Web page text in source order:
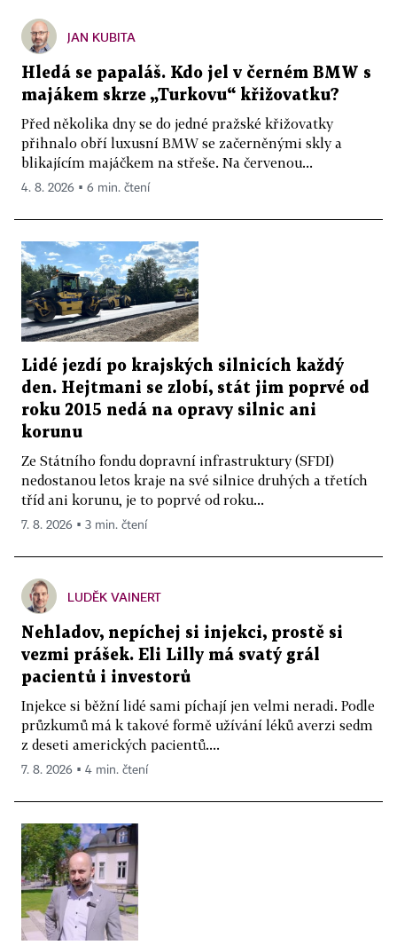
JAN KUBITA
Hledá se papaláš. Kdo jel v černém BMW s
majákem skrze „Turkovu“ křižovatku?
Před několika dny se do jedné pražské křižovatky
přihnalo obří luxusní BMW se začerněnými skly a
blikajícím majáčkem na střeše. Na červenou...
4. 8. 2026 ▪ 6 min. čtení
Lidé jezdí po krajských silnicích každý
den. Hejtmani se zlobí, stát jim poprvé od
roku 2015 nedá na opravy silnic ani
korunu
Ze Státního fondu dopravní infrastruktury (SFDI)
nedostanou letos kraje na své silnice druhých a třetích
tříd ani korunu, je to poprvé od roku...
7. 8. 2026 ▪ 3 min. čtení
LUDĚK VAINERT
Nehladov, nepíchej si injekci, prostě si
vezmi prášek. Eli Lilly má svatý grál
pacientů i investorů
Injekce si běžní lidé sami píchají jen velmi neradi. Podle
průzkumů má k takové formě užívání léků averzi sedm
z deseti amerických pacientů....
7. 8. 2026 ▪ 4 min. čtení